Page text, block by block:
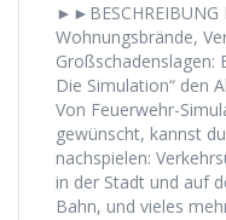
►►BESCHREIBUNG
Wohnungsbrände,
Großschadenslagen:
Die Simulation“ den
Von Feuerwehr-
gewünscht, kannst
nachspielen:
in der Stadt und auf
Bahn, und vieles